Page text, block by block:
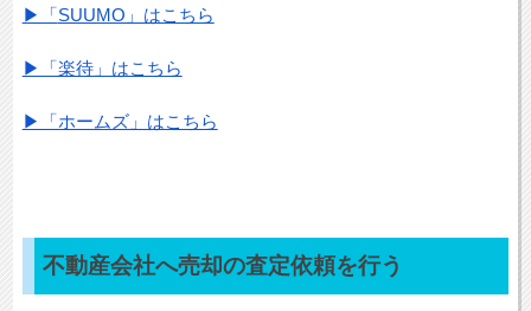
▶「 SUUMO」はこちら
▶「楽待」はこちら
▶「ホームズ」はこちら
不動産会社へ売却の査定依頼を行う